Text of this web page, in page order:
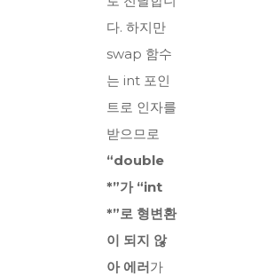
다. 하지만
swap 함수
는 int 포인
트로 인자를
받으므로
“double
*”가 “int
*”로 형변환
이 되지 않
아 에러가